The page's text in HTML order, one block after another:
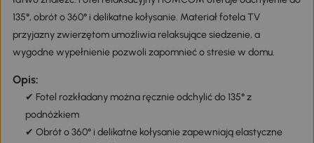
135°, obrót o 360° i delikatne kołysanie. Materiał fotela TV
przyjazny zwierzętom umożliwia relaksujące siedzenie, a
wygodne wypełnienie pozwoli zapomnieć o stresie w domu.
Opis:
✔ Fotel rozkładany można ręcznie odchylić do 135° z
podnóżkiem
✔ Obrót o 360° i delikatne kołysanie zapewniają elastyczne